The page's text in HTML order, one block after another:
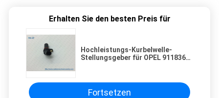
Erhalten Sie den besten Preis für
Hochleistungs-Kurbelwelle-
Stellungsgeber für OPEL 9118368
Fortsetzen